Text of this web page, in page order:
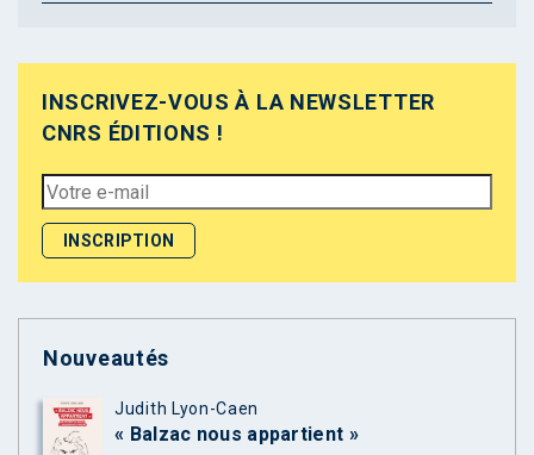
INSCRIVEZ-VOUS À LA NEWSLETTER
CNRS ÉDITIONS !
Nouveautés
Judith Lyon-Caen
« Balzac nous appartient »